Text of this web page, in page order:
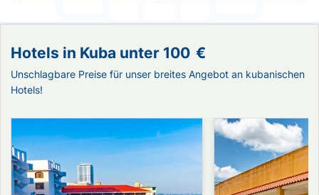
Hotels in Kuba unter 100 €
Unschlagbare Preise für unser breites Angebot an kubanischen
Hotels!